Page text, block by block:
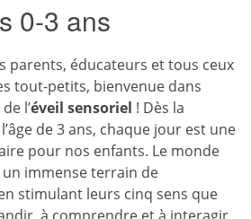
0-3 ans
parents, éducateurs et tous ceux
tout-petits, bienvenue dans
l’éveil sensoriel ! Dès la
de 3 ans, chaque jour est une
pour nos enfants. Le monde
un immense terrain de
stimulant leurs cinq sens que